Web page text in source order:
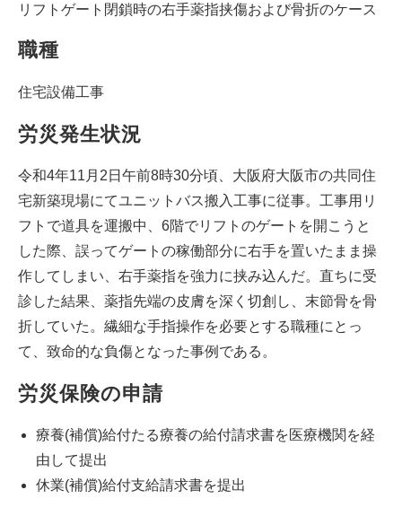
リフトゲート閉鎖時の右手薬指挟傷および骨折のケース
職種
住宅設備工事
労災発生状況
令和4年11月2日午前8時30分頃、大阪府大阪市の共同住
宅新築現場にてユニットバス搬入工事に従事。工事用リ
フトで道具を運搬中、6階でリフトのゲートを開こうと
した際、誤ってゲートの稼働部分に右手を置いたまま操
作してしまい、右手薬指を強力に挟み込んだ。直ちに受
診した結果、薬指先端の皮膚を深く切創し、末節骨を骨
折していた。繊細な手指操作を必要とする職種にとっ
て、致命的な負傷となった事例である。
労災保険の申請
療養(補償)給付たる療養の給付請求書を医療機関を経
由して提出
休業(補償)給付支給請求書を提出